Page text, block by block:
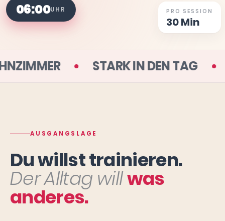
06:00UHR PRO SESSION
30 Min
WOHNZIMMER STARK IN
AUSGANGSLAGE
Du willst trainieren.
Der Alltag willwas
anderes.